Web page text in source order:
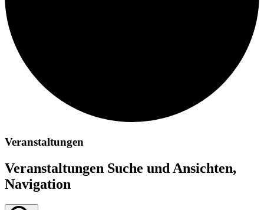
Veranstaltungen
Veranstaltungen Suche und Ansichten,
Navigation